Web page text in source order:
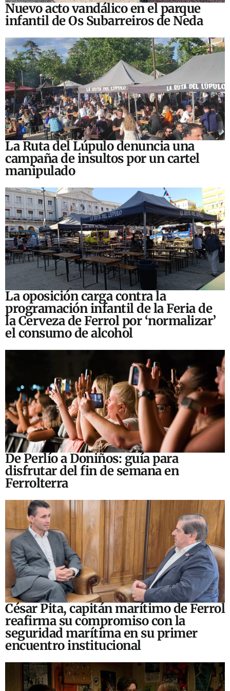
Nuevo acto vandálico en el parque
infantil de Os Subarreiros de Neda
La Ruta del Lúpulo denuncia una
campaña de insultos por un cartel
manipulado
La oposición carga contra la
programación infantil de la Feria de
la Cerveza de Ferrol por ‘normalizar’
el consumo de alcohol
De Perlío a Doniños: guía para
disfrutar del fin de semana en
Ferrolterra
César Pita, capitán marítimo de Ferrol
reafirma su compromiso con la
seguridad marítima en su primer
encuentro institucional